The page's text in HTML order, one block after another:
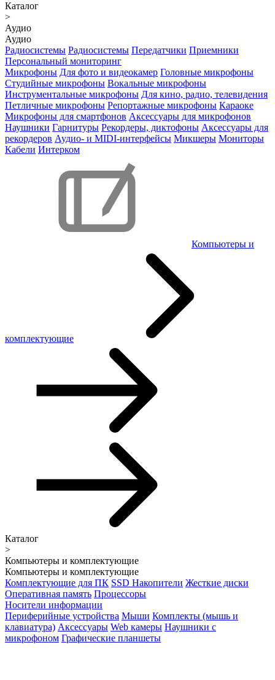
Каталог
>
Аудио
Аудио
Радиосистемы Радиосистемы Передатчики Приемники
Персональный мониторинг
Микрофоны Для фото и видеокамер Головные микрофоны
Студийные микрофоны Вокальные микрофоны
Инструментальные микрофоны Для кино, радио, телевидения
Петличные микрофоны Репортажные микрофоны Караоке
Микрофоны для смартфонов Аксессуары для микрофонов
Наушники Гарнитуры Рекордеры, диктофоны Аксессуары для
рекордеров Аудио- и MIDI-интерфейсы Микшеры Мониторы
Кабели Интерком
Компьютеры и
комплектующие
Каталог
>
Компьютеры и комплектующие
Компьютеры и комплектующие
Комплектующие для ПК SSD Накопители Жесткие диски
Оперативная память Процессоры
Носители информации
Периферийные устройства Мыши Комплекты (мышь и
клавиатура) Аксессуары Web камеры Наушники с
микрофоном Графические планшеты